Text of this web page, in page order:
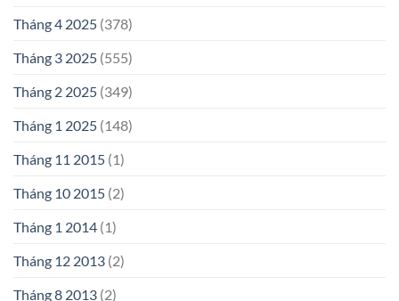
Tháng 4 2025 (378)
Tháng 3 2025 (555)
Tháng 2 2025 (349)
Tháng 1 2025 (148)
Tháng 11 2015 (1)
Tháng 10 2015 (2)
Tháng 1 2014 (1)
Tháng 12 2013 (2)
Tháng 8 2013 (2)